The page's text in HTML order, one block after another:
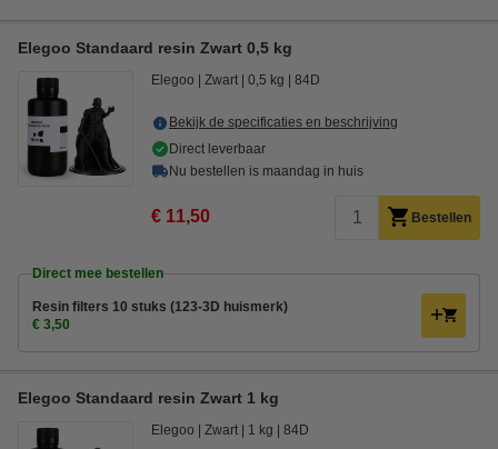
Elegoo Standaard resin Zwart 0,5 kg
Elegoo Zwart 0,5 kg 84D
Bekijk de specificaties en beschrijving
Direct leverbaar
Nu bestellen is maandag in huis
€ 11,50 Bestellen
Direct mee bestellen
Resin filters 10 stuks (123-3D huismerk)
€ 3,50
Elegoo Standaard resin Zwart 1 kg
Elegoo Zwart 1 kg 84D